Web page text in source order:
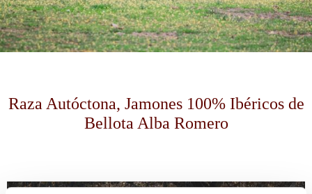
Raza Autóctona, Jamones 100% Ibéricos de
Bellota Alba Romero